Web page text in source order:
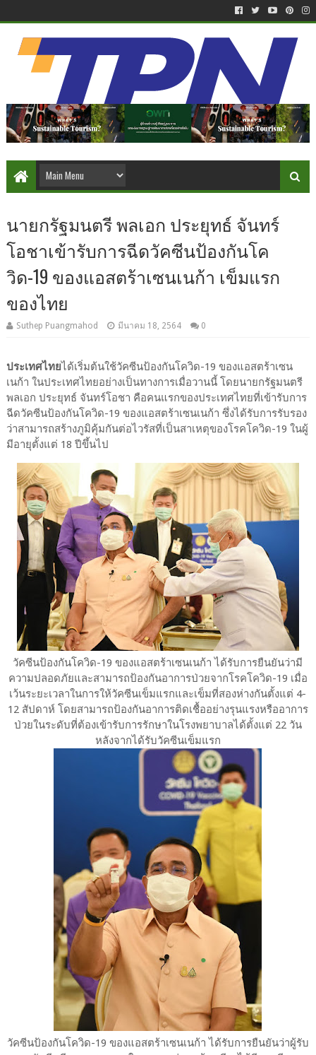
นายกรัฐมนตรี พลเอก ประยุทธ์ จันทร์
โอชาเข้ารับการฉีดวัคซีนป้องกันโค
วิด-19 ของแอสตร้าเซนเนก้า เข็มแรก
ของไทย
Suthep Puangmahod มีนาคม 18, 2564 0
ประเทศไทยได้เริ่มต้นใช้วัคซีนป้องกันโควิด-19 ของแอสตร้าเซน
เนก้า ในประเทศไทยอย่างเป็นทางการเมื่อวานนี้ โดยนายกรัฐมนตรี
พลเอก ประยุทธ์ จันทร์โอชา คือคนแรกของประเทศไทยที่เข้ารับการ
ฉีดวัคซีนป้องกันโควิด-19 ของแอสตร้าเซนเนก้า ซึ่งได้รับการรับรอง
ว่าสามารถสร้างภูมิคุ้มกันต่อไวรัสที่เป็นสาเหตุของโรคโควิด-19 ในผู้
มีอายุตั้งแต่ 18 ปีขึ้นไป
วัคซีนป้องกันโควิด-19 ของแอสตร้าเซนเนก้า ได้รับการยืนยันว่ามี
ความปลอดภัยและสามารถป้องกันอาการป่วยจากโรคโควิด-19 เมื่อ
เว้นระยะเวลาในการให้วัคซีนเข็มแรกและเข็มที่สองห่างกันตั้งแต่ 4-
12 สัปดาห์ โดยสามารถป้องกันอาการติดเชื้ออย่างรุนแรงหรืออาการ
ป่วยในระดับที่ต้องเข้ารับการรักษาในโรงพยาบาลได้ตั้งแต่ 22 วัน
หลังจากได้รับวัคซีนเข็มแรก
วัคซีนป้องกันโควิด-19 ของแอสตร้าเซนเนก้า ได้รับการยืนยันว่าผู้รับ